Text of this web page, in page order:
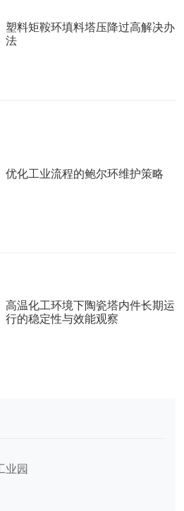
塑料矩鞍环填料塔压降过高解决办
法
优化工业流程的鲍尔环维护策略
高温化工环境下陶瓷塔内件长期运
行的稳定性与效能观察
业园